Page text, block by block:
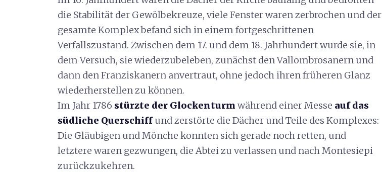
die Stabilität der Gewölbekreuze, viele Fenster waren zerbrochen und der
gesamte Komplex befand sich in einem fortgeschrittenen
Verfallszustand. Zwischen dem 17. und dem 18. Jahrhundert wurde sie, in
dem Versuch, sie wiederzubeleben, zunächst den Vallombrosanern und
dann den Franziskanern anvertraut, ohne jedoch ihren früheren Glanz
wiederherstellen zu können.
Im Jahr 1786 stürzte der Glockenturm während einer Messe auf das
südliche Querschiffund zerstörte die Dächer und Teile des Komplexes:
Die Gläubigen und Mönche konnten sich gerade noch retten, und
letztere waren gezwungen, die Abtei zu verlassen und nach Montesiepi
zurückzukehren.